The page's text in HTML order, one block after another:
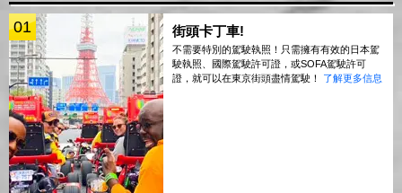
01 街頭卡丁車!
不需要特別的駕駛執照！只需擁有有效的日本駕
駛執照、國際駕駛許可證，或SOFA駕駛許可
證，就可以在東京街頭盡情駕駛！ 了解更多信息